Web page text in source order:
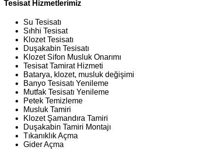
Tesisat Hizmetlerimiz
Su Tesisatı
Sıhhi Tesisat
Klozet Tesisatı
Duşakabin Tesisatı
Klozet Sifon Musluk Onarımı
Tesisat Tamirat Hizmeti
Batarya, klozet, musluk değişimi
Banyo Tesisatı Yenileme
Mutfak Tesisatı Yenileme
Petek Temizleme
Musluk Tamiri
Klozet Şamandıra Tamiri
Duşakabin Tamiri Montajı
Tıkanıklık Açma
Gider Açma